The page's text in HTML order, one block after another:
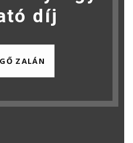
díj
ZALÁN